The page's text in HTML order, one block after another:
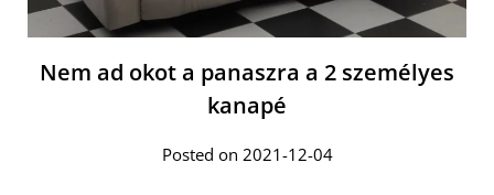
Nem ad okot a panaszra a 2 személyes
kanapé
Posted on 2021-12-04